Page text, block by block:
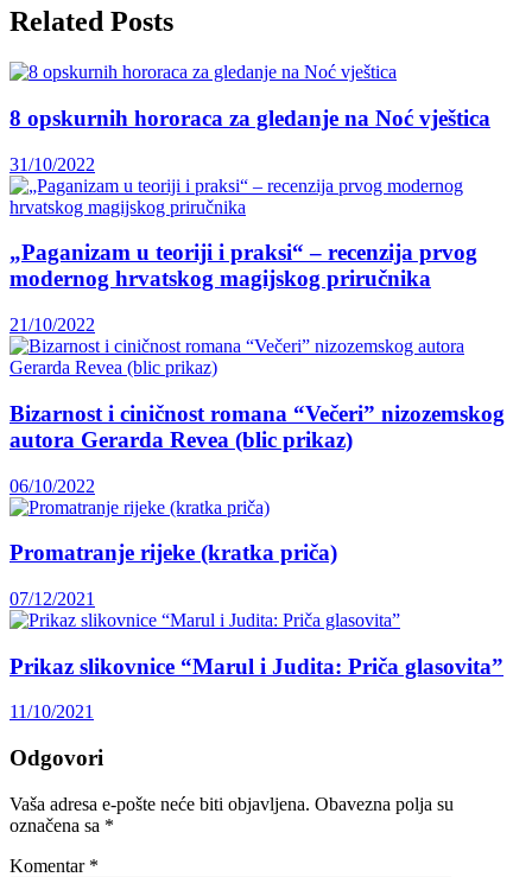
Related Posts
8 opskurnih hororaca za gledanje na Noć vještica
31/10/2022
„Paganizam u teoriji i praksi“ – recenzija prvog
modernog hrvatskog magijskog priručnika
21/10/2022
Bizarnost i ciničnost romana “Večeri” nizozemskog
autora Gerarda Revea (blic prikaz)
06/10/2022
Promatranje rijeke (kratka priča)
07/12/2021
Prikaz slikovnice “Marul i Judita: Priča glasovita”
11/10/2021
Odgovori
Vaša adresa e-pošte neće biti objavljena. Obavezna polja su
označena sa *
Komentar *